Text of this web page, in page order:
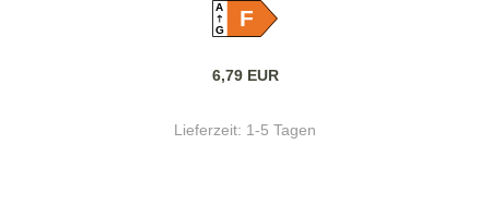
A
GF
6,79 EUR
Lieferzeit: 1-5 Tagen